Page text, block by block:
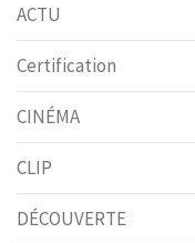
ACTU
Certification
CINÉMA
CLIP
DÉCOUVERTE